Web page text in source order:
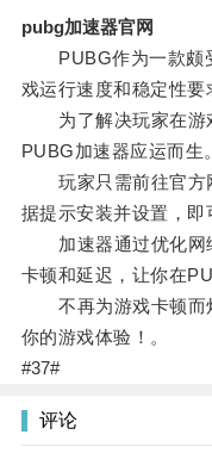
pubg加速器官网
PUBG作为一款颇受
戏运行速度和稳定性要
为了解决玩家在游
PUBG加速器应运而生。
玩家只需前往官方
据提示安装并设置，即
加速器通过优化网
卡顿和延迟，让你在
不再为游戏卡顿而
你的游戏体验！。
#37#
评论